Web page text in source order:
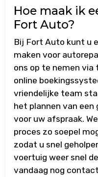
Hoe maak ik
Fort Auto?
Bij Fort Auto kunt u
maken voor
ons op te nemen
online
vriendelijke team
het plannen van
voor uw afspraak.
proces zo soepel
zodat u snel
voertuig weer snel
vandaag nog